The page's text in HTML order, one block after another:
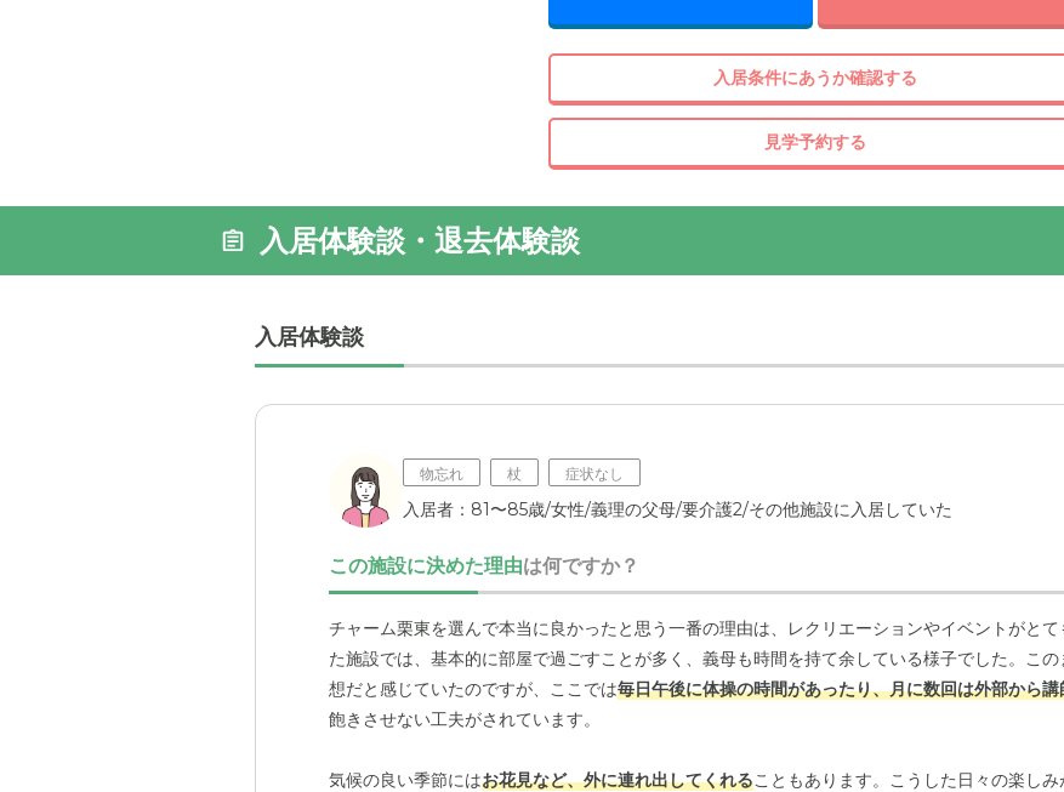
入居条件にあうか確認する
見学予約する
入居体験談・退去体験談
入居体験談
物忘れ 杖 症状なし
入居者：81〜85歳/女性/義理の父母/要介護2/その他施設に入居していた
この施設に決めた理由は何ですか？
チャーム栗東を選んで本当に良かったと思う一番の理由は、レクリエーションやイベントがと
た施設では、基本的に部屋で過ごすことが多く、義母も時間を持て余している様子でした。こ
想だと感じていたのですが、ここでは毎日午後に体操の時間があったり、月に数回は外部から
飽きさせない工夫がされています。
気候の良い季節にはお花見など、外に連れ出してくれることもあります。こうした日々の楽し